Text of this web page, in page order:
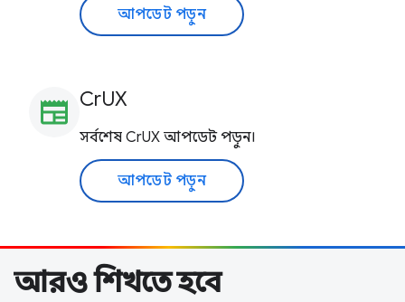
আপডেট পড়ুন
newspaper CrUX
সর্বশেষ CrUX আপডেট পড়ুন।
আপডেট পড়ুন
আরও শিখতে হবে